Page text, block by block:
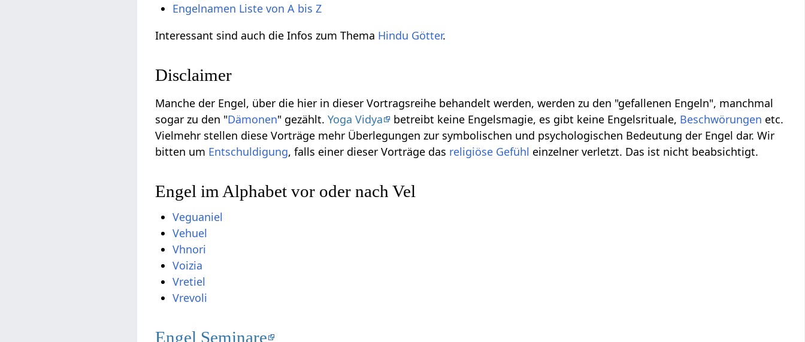
Engelnamen Liste von A bis Z
Interessant sind auch die Infos zum Thema Hindu Götter.
Disclaimer
Manche der Engel, über die hier in dieser Vortragsreihe behandelt werden, werden zu den "gefallenen Engeln", manchmal
sogar zu den "Dämonen" gezählt.Yoga Vidya betreibt keine Engelsmagie, es gibt keine Engelsrituale, Beschwörungen etc.
Vielmehr stellen diese Vorträge mehr Überlegungen zur symbolischen und psychologischen Bedeutung der Engel dar. Wir
bitten um Entschuldigung, falls einer dieser Vorträge das religiöse Gefühl einzelner verletzt. Das ist nicht beabsichtigt.
Engel im Alphabet vor oder nach Vel
Veguaniel
Vehuel
Vhnori
Voizia
Vretiel
Vrevoli
Engel Seminare